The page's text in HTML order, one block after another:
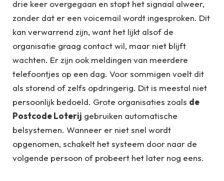
drie keer overgegaan en stopt het signaal alweer,
zonder dat er een voicemail wordt ingesproken. Dit
kan verwarrend zijn, want het lijkt alsof de
organisatie graag contact wil, maar niet blijft
wachten. Er zijn ook meldingen van meerdere
telefoontjes op een dag. Voor sommigen voelt dit
als storend of zelfs opdringerig. Dit is meestal niet
persoonlijk bedoeld. Grote organisaties zoals de
Postcode Loterij gebruiken automatische
belsystemen. Wanneer er niet snel wordt
opgenomen, schakelt het systeem door naar de
volgende persoon of probeert het later nog eens.